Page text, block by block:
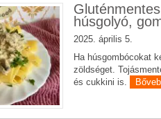
húsgolyó,
2025. április 5.
Ha húsgombócokat
zöldséget.
és cukkini is.